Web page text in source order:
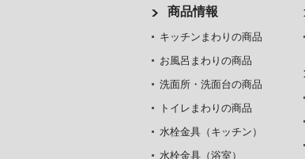
商品情報
キッチンまわりの商品
お風呂まわりの商品
洗面所・洗面台の商品
トイレまわりの商品
水栓金具（キッチン）
水栓金具（浴室）